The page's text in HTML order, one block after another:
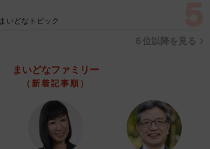
まいどなトピック
６位以降を見る
まいどなファミリー
（新着記事順）